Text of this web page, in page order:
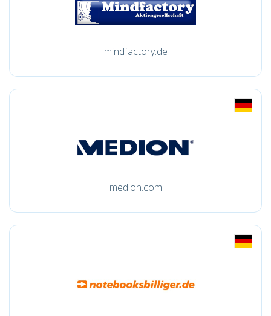
mindfactory.de
medion.com